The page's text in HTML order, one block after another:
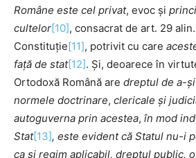
Române este cel privat, evoc și
cultelor[10], consacrat de art. 29
Constituție[11], potrivit cu care
faţă de stat[12]. Și, deoarece în
Ortodoxă Română are dreptul de a-
normele doctrinare, clericale și
autoguverna prin acestea, în mod
Stat[13], este evident că Statul nu-i
ca și regim aplicabil, dreptul public,